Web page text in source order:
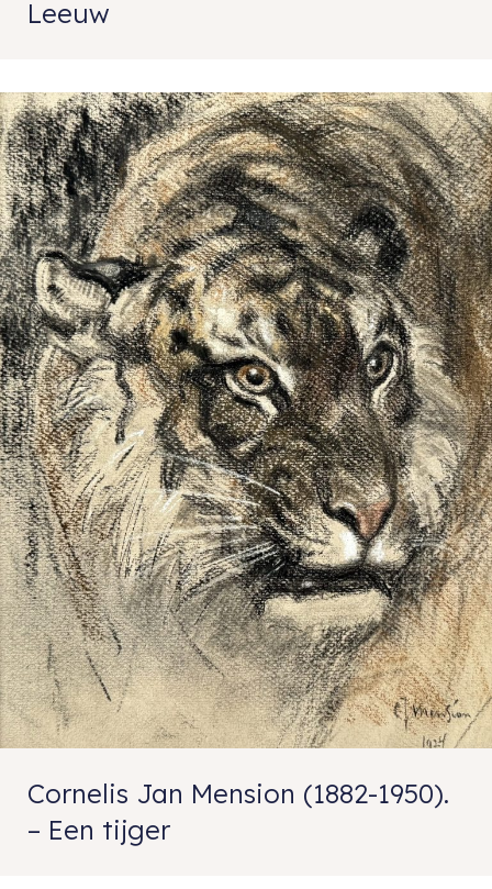
Leeuw
Cornelis Jan Mension (1882-1950).
– Een tijger